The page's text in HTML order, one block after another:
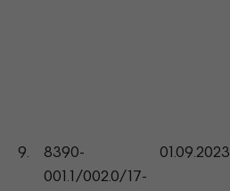
9.
8390-
001.1/002.0/17-
01.09.2023